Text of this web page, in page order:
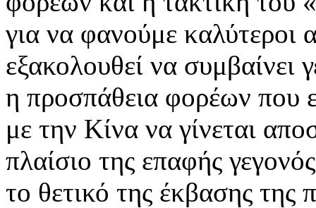
για να φανούμε καλύτεροι
εξακολουθεί να συμβαίνει
η προσπάθεια φορέων που
με την Κίνα να γίνεται
πλαίσιο της επαφής
το θετικό της έκβασης της